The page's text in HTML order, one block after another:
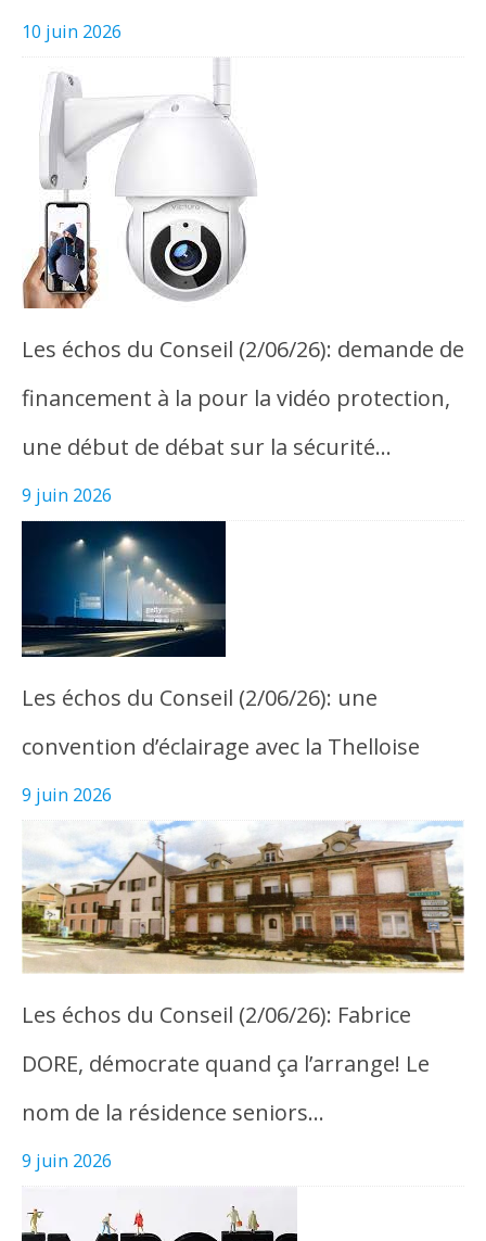
10 juin 2026
Les échos du Conseil (2/06/26): demande de
financement à la pour la vidéo protection,
une début de débat sur la sécurité…
9 juin 2026
Les échos du Conseil (2/06/26): une
convention d’éclairage avec la Thelloise
9 juin 2026
Les échos du Conseil (2/06/26): Fabrice
DORE, démocrate quand ça l’arrange! Le
nom de la résidence seniors…
9 juin 2026